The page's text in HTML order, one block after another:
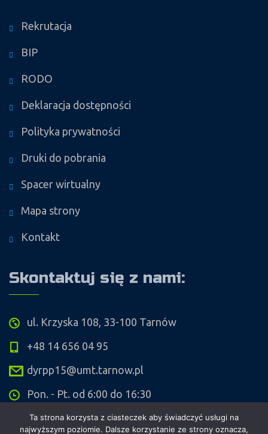
Rekrutacja
BIP
RODO
Deklaracja dostępności
Polityka prywatności
Druki do pobrania
Spacer wirtualny
Mapa strony
Kontakt
Skontaktuj się z nami:
ul. Krzyska 108, 33-100 Tarnów
+48 14 656 04 95
dyrpp15@umt.tarnow.pl
Pon. - Pt. od 6:00 do 16:30
Ta strona korzysta z ciasteczek aby świadczyć usługi na
najwyższym poziomie. Dalsze korzystanie ze strony oznacza,